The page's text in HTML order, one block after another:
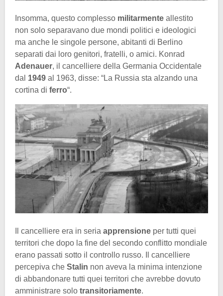
Insomma, questo complesso militarmente allestito
non solo separavano due mondi politici e ideologici
ma anche le singole persone, abitanti di Berlino
separati dai loro genitori, fratelli, o amici. Konrad
Adenauer, il cancelliere della Germania Occidentale
dal 1949 al 1963, disse: “La Russia sta alzando una
cortina di ferro“.
Il cancelliere era in seria apprensione per tutti quei
territori che dopo la fine del secondo conflitto mondiale
erano passati sotto il controllo russo. Il cancelliere
percepiva che Stalin non aveva la minima intenzione
di abbandonare tutti quei territori che avrebbe dovuto
amministrare solo transitoriamente.